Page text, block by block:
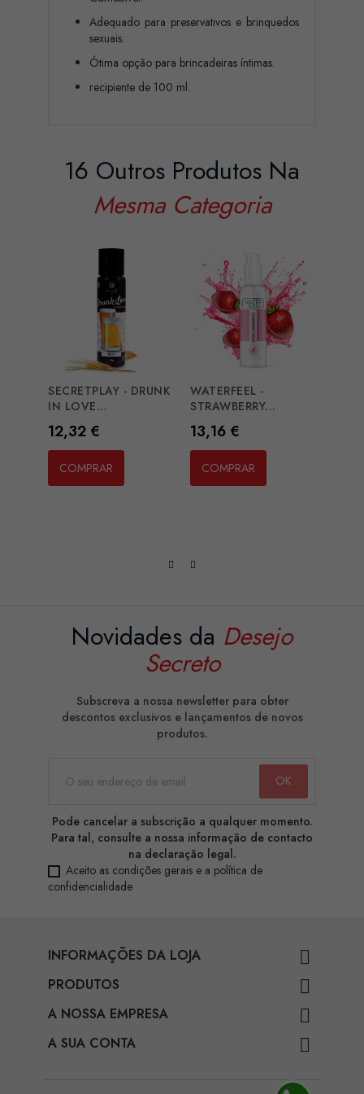
Adequado para preservativos e brinquedos
sexuais.
Ótima opção para brincadeiras íntimas.
recipiente de 100 ml.
16 Outros Produtos Na
Mesma Categoria
SECRETPLAY - DRUNK
IN LOVE...
Preço
12,32 €
COMPRAR
WATERFEEL -
STRAWBERRY...
Preço
13,16 €
COMPRAR
Novidades da Desejo
Secreto
Subscreva a nossa newsletter para obter
descontos exclusivos e lançamentos de novos
produtos.
Pode cancelar a subscrição a qualquer momento.
Para tal, consulte a nossa informação de contacto
na declaração legal.
Aceito as condições gerais e a política de
confidencialidade
INFORMAÇÕES DA LOJA 
PRODUTOS 
A NOSSA EMPRESA 
A SUA CONTA 